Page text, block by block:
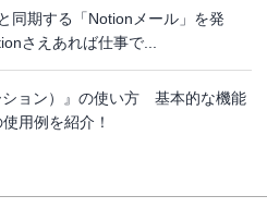
同期する「Notionメール」を発
さえあれば仕事で...
ション）』の使い方 基本的な機能
使用例を紹介！